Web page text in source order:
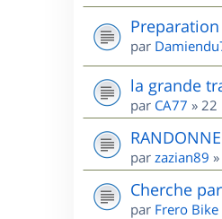
par
la grande
par CA77 » 22
par zazian89 »
Cherche
par Frero Bike